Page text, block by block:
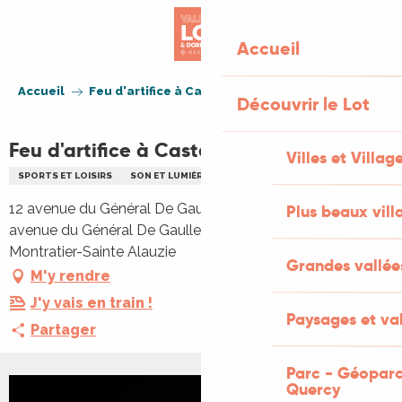
Accueil
Découvrir le Lot
Villes et
Plus beaux
Grandes
Paysages et
Parc -
Quercy
Accueil Feu d'artifice à Castelnau-Montratier
Feu d'artifice à Castelnau-Montratier
SPORTS ET LOISIRS SON ET LUMIÈRE
12 avenue du Général De Gaulle, Stade du collège, 12
avenue du Général De Gaulle, 46170 Castelnau
Montratier-Sainte Alauzie
M'y rendre
J'y vais en train !
Partager